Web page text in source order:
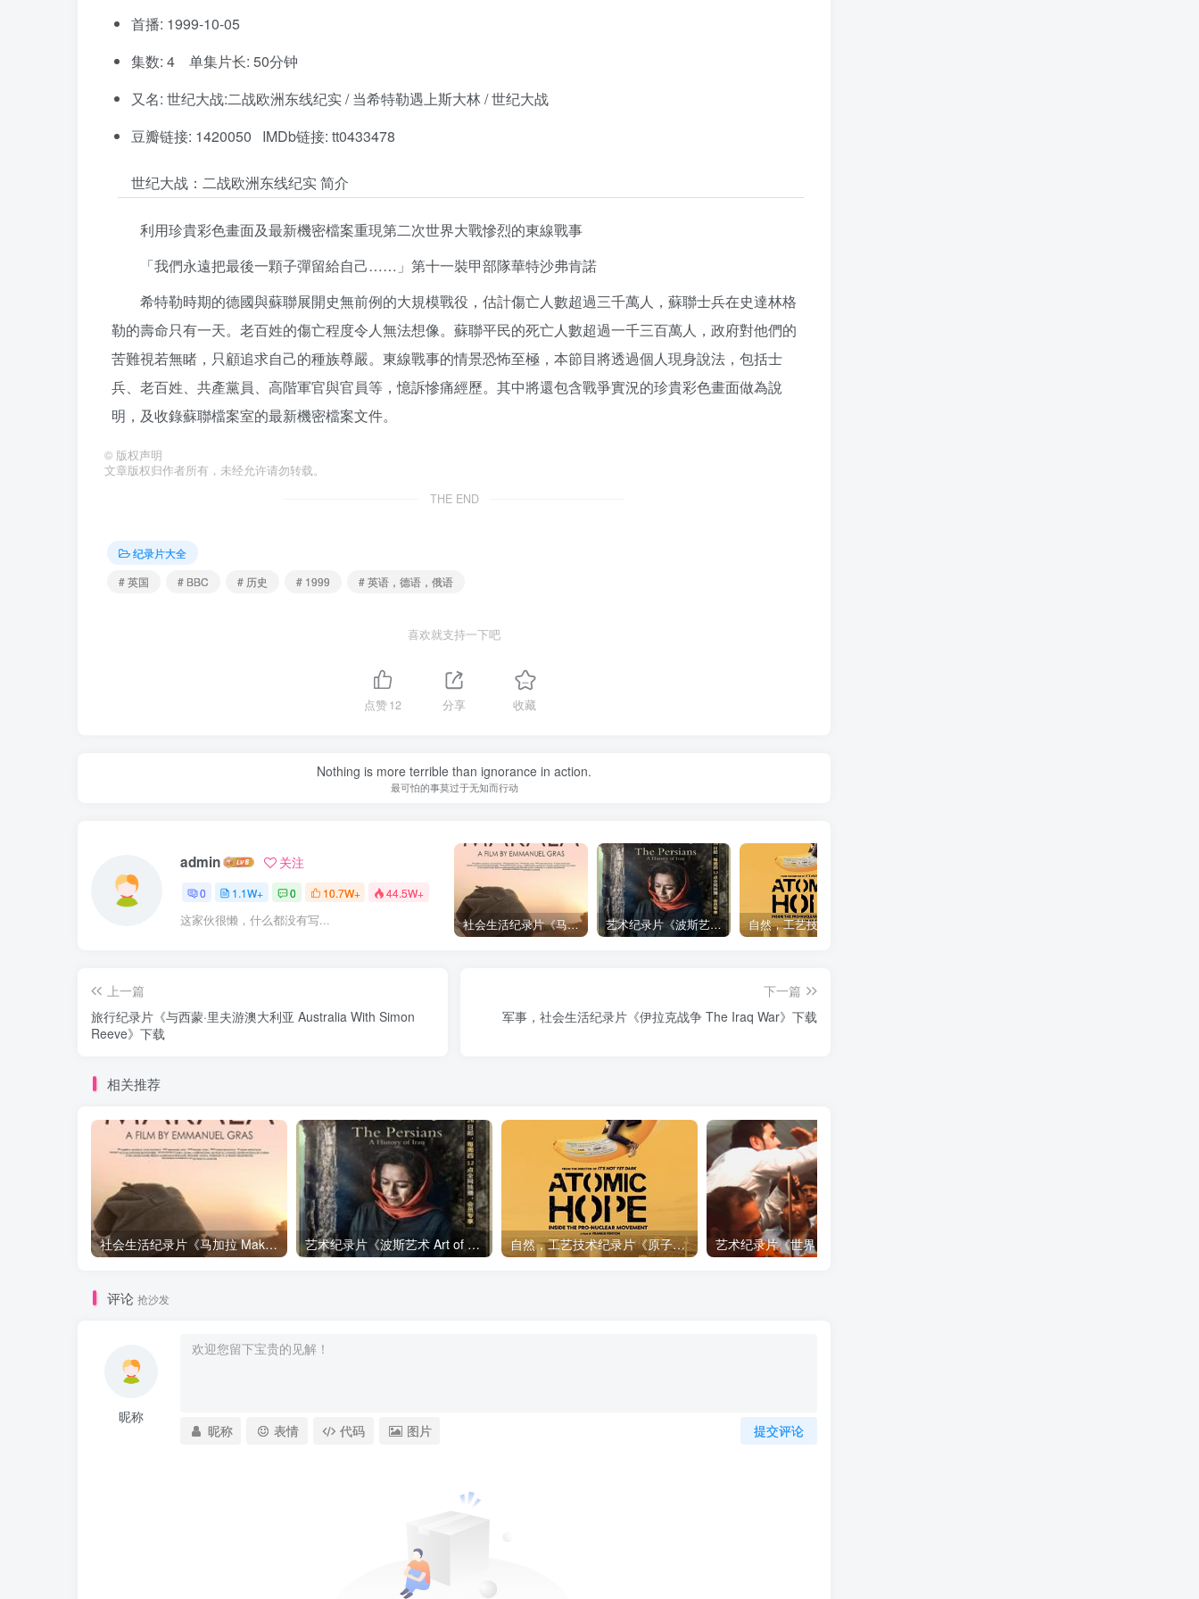
首播: 1999-10-05
集数: 4 单集片长: 50分钟
又名: 世纪大战:二战欧洲东线纪实 / 当希特勒遇上斯大林 / 世纪大战
豆瓣链接: 1420050 IMDb链接: tt0433478
世纪大战：二战欧洲东线纪实 简介
利用珍貴彩色畫面及最新機密檔案重現第二次世界大戰慘烈的東線戰事
「我們永遠把最後一顆子彈留給自己……」第十一裝甲部隊華特沙弗肯諾
希特勒時期的德國與蘇聯展開史無前例的大規模戰役，估計傷亡人數超過三千萬人，蘇聯士兵在史達林格
勒的壽命只有一天。老百姓的傷亡程度令人無法想像。蘇聯平民的死亡人數超過一千三百萬人，政府對他們的
苦難視若無睹，只顧追求自己的種族尊嚴。東線戰事的情景恐怖至極，本節目將透過個人現身說法，包括士
兵、老百姓、共產黨員、高階軍官與官員等，憶訴慘痛經歷。其中將還包含戰爭實況的珍貴彩色畫面做為說
明，及收錄蘇聯檔案室的最新機密檔案文件。
© 版权声明
文章版权归作者所有，未经允许请勿转载。
THE END
纪录片大全
# 英国
# BBC # 历史 # 1999 # 英语，德语，俄语
喜欢就支持一下吧
点赞12 分享 收藏
Nothing is more terrible than ignorance in action.
最可怕的事莫过于无知而行动
admin 关注
0 1.1W+ 0 10.7W+ 44.5W+
这家伙很懒，什么都没有写... 社会生活纪录片《马加拉 Makala》下载 艺术纪录片《波斯艺术 Art of Persia》下载
上一篇
旅行纪录片《与西蒙·里夫游澳大利亚 Australia With Simon
Reeve》下载
下一篇
军事，社会生活纪录片《伊拉克战争 The Iraq War》下载
相关推荐
社会生活纪录片《马加拉 Makala》下载 艺术纪录片《波斯艺术 Art of Persia》下载 自然，工艺技术纪录片《原子能的希望 Atomic Hope – Inside the Pro-Nuclear Movement》下载
评论 抢沙发
昵称
提交评论
昵称 表情 代码 图片